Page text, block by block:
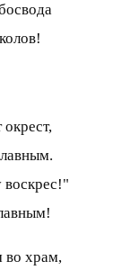
во храм,